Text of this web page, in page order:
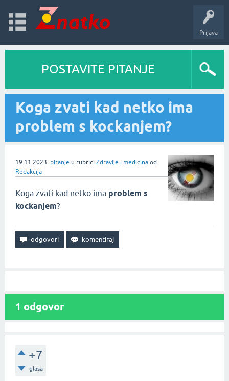
Prijava
POSTAVITE PITANJE
Koga zvati kad netko ima
problem s kockanjem?
19.11.2023. pitanje u rubrici Zdravlje i medicina od
Redakcija
Koga zvati kad netko ima problem s
kockanjem?
1 odgovor
+7
glasa